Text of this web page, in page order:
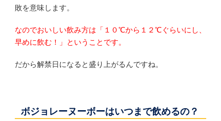
敗を意味します。
なのでおいしい飲み方は「１０℃から１２℃ぐらいにし、
早めに飲む！」ということです。
だから解禁日になると盛り上がるんですね。
ボジョレーヌーボーはいつまで飲めるの？